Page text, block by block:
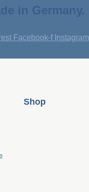
in Germany.
Facebook-f Instagram
Shop